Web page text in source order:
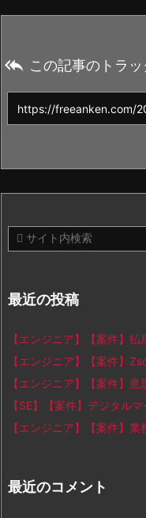
 この記事のトラ
最近の投稿
【エンジニア】【案件】
【エンジニア】【案件】
【エンジニア】【案件】
【SE】【案件】デジタル
【エンジニア】【案件】
最近のコメント